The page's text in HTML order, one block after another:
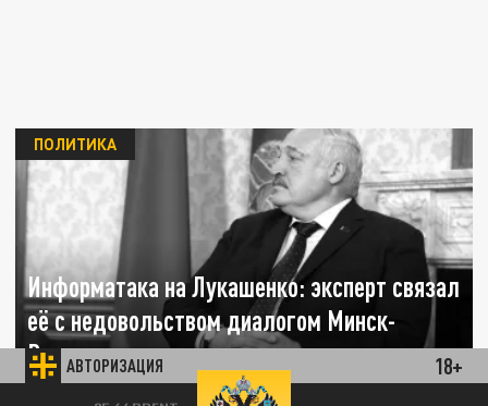
АВТОРИЗАЦИЯ 18+
Информатака на Лукашенко: эксперт связал
её с недовольством диалогом Минск-
Вашингтон
ПОЛИТИКА